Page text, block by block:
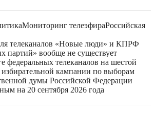
Мониторинг телеэфираРоссийская
телеканалов «Новые люди» и КПРФ
партий» вообще не существует
федеральных телеканалов на шестой
кампании по выборам
думы Российской Федерации
на 20 сентября 2026 года